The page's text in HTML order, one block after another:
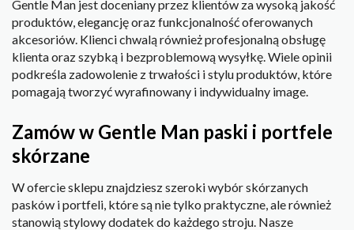
Gentle Man jest doceniany przez klientów za wysoką jakość
produktów, elegancję oraz funkcjonalność oferowanych
akcesoriów. Klienci chwalą również profesjonalną obsługę
klienta oraz szybką i bezproblemową wysyłkę. Wiele opinii
podkreśla zadowolenie z trwałości i stylu produktów, które
pomagają tworzyć wyrafinowany i indywidualny image.
Zamów w Gentle Man paski i portfele
skórzane
W ofercie sklepu znajdziesz szeroki wybór skórzanych
pasków i portfeli, które są nie tylko praktyczne, ale również
stanowią stylowy dodatek do każdego stroju. Nasze